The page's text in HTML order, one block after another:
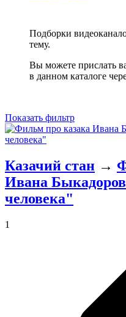
Подборки
тему.
Вы можете прислать
в данном каталоге
Показать фильтр
Казачий стан →
Ивана
человека"
1